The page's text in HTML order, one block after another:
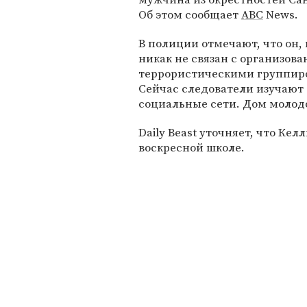
Об этом сообщаетABC News.
В полиции отмечают, что он,
никак не связан с
террористическими
Сейчас следователи изучают
социальные сети. Дом
Daily Beast уточняет, что
воскресной школе.